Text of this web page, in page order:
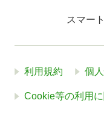
スマー
利用規約 個
Cookie等の利用